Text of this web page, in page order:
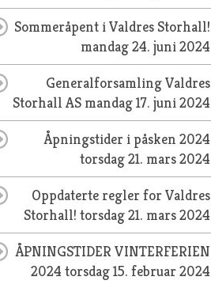
Sommeråpent i Valdres Storhall!
mandag 24. juni 2024
Generalforsamling Valdres
Storhall AS mandag 17. juni 2024
Åpningstider i påsken 2024
torsdag 21. mars 2024
Oppdaterte regler for Valdres
Storhall!torsdag 21. mars 2024
ÅPNINGSTIDER VINTERFERIEN
2024torsdag 15. februar 2024